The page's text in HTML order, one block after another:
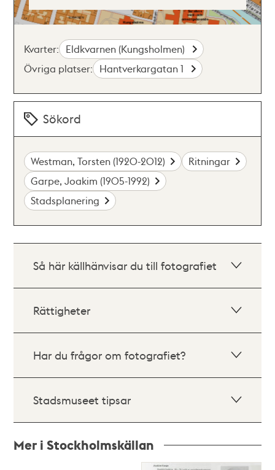
Kvarter: Eldkvarnen (Kungsholmen)
Övriga platser: Hantverkargatan 1
Sökord
Westman, Torsten (1920-2012)
Ritningar
Garpe, Joakim (1905-1992)
Stadsplanering
Så här källhänvisar du till fotografiet
Rättigheter
Har du frågor om fotografiet?
Stadsmuseet tipsar
Mer i Stockholmskällan